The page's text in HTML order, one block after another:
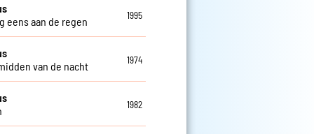
eens aan de regen
1995
van de nacht
1974
1982